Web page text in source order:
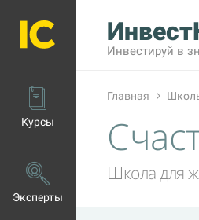
Курсы
Эксперты
Инвестируй в
Главная
Школа для